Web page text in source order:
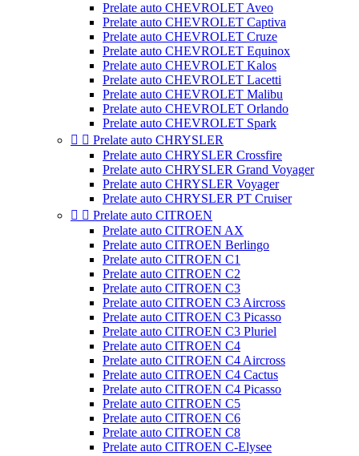
Prelate auto CHEVROLET Aveo
Prelate auto CHEVROLET Captiva
Prelate auto CHEVROLET Cruze
Prelate auto CHEVROLET Equinox
Prelate auto CHEVROLET Kalos
Prelate auto CHEVROLET Lacetti
Prelate auto CHEVROLET Malibu
Prelate auto CHEVROLET Orlando
Prelate auto CHEVROLET Spark
  Prelate auto CHRYSLER
Prelate auto CHRYSLER Crossfire
Prelate auto CHRYSLER Grand Voyager
Prelate auto CHRYSLER Voyager
Prelate auto CHRYSLER PT Cruiser
  Prelate auto CITROEN
Prelate auto CITROEN AX
Prelate auto CITROEN Berlingo
Prelate auto CITROEN C1
Prelate auto CITROEN C2
Prelate auto CITROEN C3
Prelate auto CITROEN C3 Aircross
Prelate auto CITROEN C3 Picasso
Prelate auto CITROEN C3 Pluriel
Prelate auto CITROEN C4
Prelate auto CITROEN C4 Aircross
Prelate auto CITROEN C4 Cactus
Prelate auto CITROEN C4 Picasso
Prelate auto CITROEN C5
Prelate auto CITROEN C6
Prelate auto CITROEN C8
Prelate auto CITROEN C-Elysee